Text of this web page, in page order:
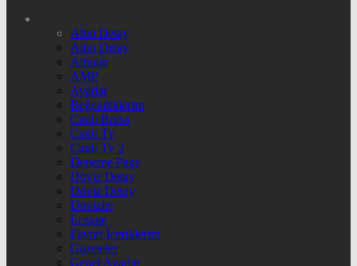
Altın Detay
Altın Detay
Altınlar
AMP
Ayarlar
Beğendiklerim
Canlı Borsa
Canlı Tv
Canlı Tv 2
Deneme Page
Döviz Detay
Döviz Detay
Dövizler
Eczane
Favori İçeriklerim
Gazeteler
Genel Ayarlar